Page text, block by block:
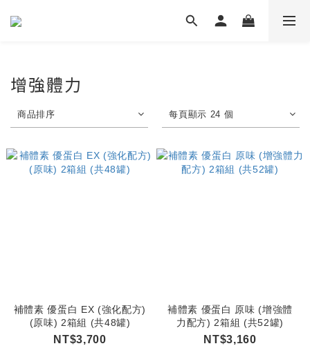
增強體力
商品排序 每頁顯示 24 個
補體素 優蛋白 EX (強化配方)
(原味) 2箱組 (共48罐)
NT$3,700
補體素 優蛋白 原味 (增強體
力配方) 2箱組 (共52罐)
NT$3,160